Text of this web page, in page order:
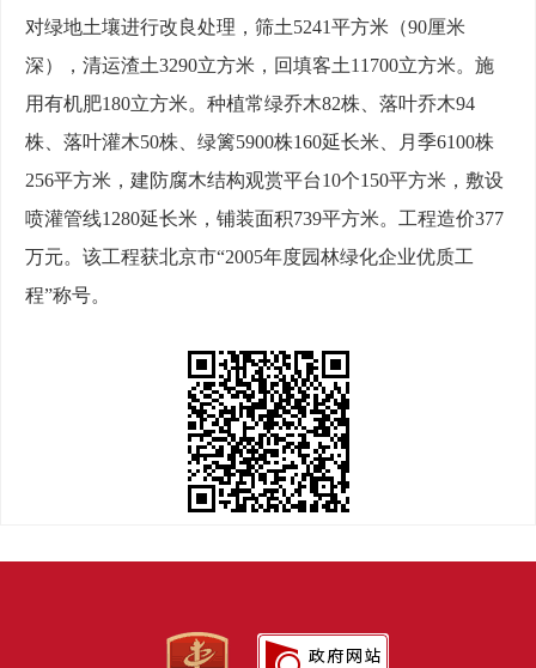
对绿地土壤进行改良处理，筛土5241平方米（90厘米
深），清运渣土3290立方米，回填客土11700立方米。施
用有机肥180立方米。种植常绿乔木82株、落叶乔木94
株、落叶灌木50株、绿篱5900株160延长米、月季6100株
256平方米，建防腐木结构观赏平台10个150平方米，敷设
喷灌管线1280延长米，铺装面积739平方米。工程造价377
万元。该工程获北京市“2005年度园林绿化企业优质工
程”称号。